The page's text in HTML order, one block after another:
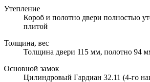
Утепление
Короб и полотно двери полностью
плитой
Толщина, вес
Толщина двери 115 мм, полотно 94
Основной замок
Цилиндровый Гардиан 32.11 (4-го